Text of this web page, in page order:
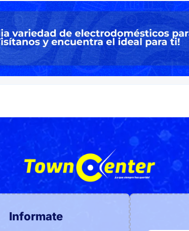
Informate